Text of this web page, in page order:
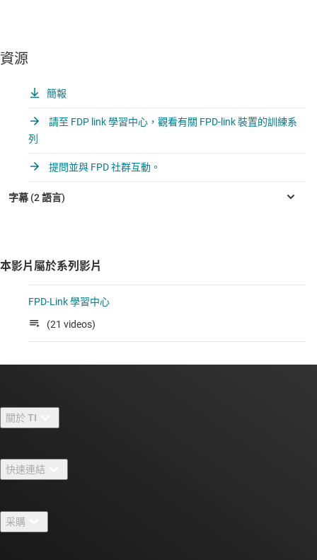
資源
簡報
請至 FDP link 學習中心，觀看有關 FPD-link 裝置的訓練系
列
提問並與 FPD 社群互動。
本影片屬於系列影片
FPD-Link 學習中心
(21 videos)
關於 TI
人才招募
新聞室
快速連結
TI E2E™ 設計支援論壇
采購